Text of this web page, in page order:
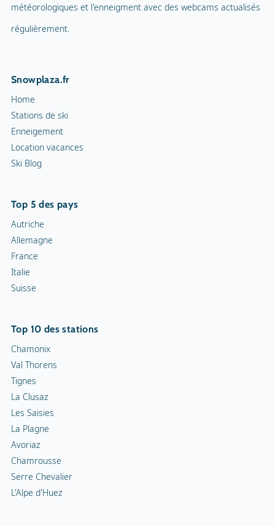
météorologiques et l'enneigment avec des webcams actualisés
régulièrement.
Snowplaza.fr
Home
Stations de ski
Enneigement
Location vacances
Ski Blog
Top 5 des pays
Autriche
Allemagne
France
Italie
Suisse
Top 10 des stations
Chamonix
Val Thorens
Tignes
La Clusaz
Les Saisies
La Plagne
Avoriaz
Chamrousse
Serre Chevalier
L'Alpe d'Huez